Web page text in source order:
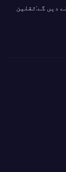
دیں گے:ثقلین